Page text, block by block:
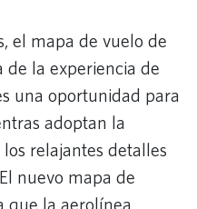
el mapa de vuelo de
la experiencia de
una oportunidad para
adoptan la
relajantes detalles
nuevo mapa de
que la aerolínea